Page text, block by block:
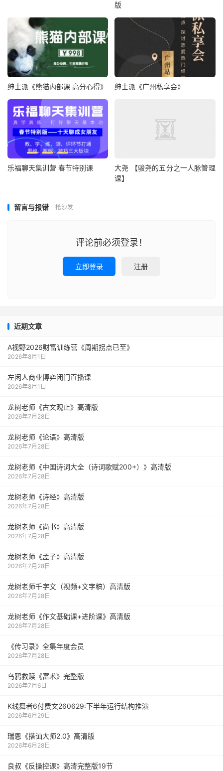
版
绅士派《熊猫内部课 高分心得》 绅士派《广州私享会》
乐福聊天集训营 春节特别课
大尧 【骏尧的五分之一人脉管理
课】
留言与报错 抢沙发
评论前必须登录！
立即登录 注册
近期文章
A视野2026财富训练营《周期拐点已至》
2026年8月1日
左闲人商业博弈闭门直播课
2026年8月1日
龙树老师《古文观止》高清版
2026年7月28日
龙树老师《论语》高清版
2026年7月28日
龙树老师《中国诗词大全（诗词歌赋200+）》高清版
2026年7月28日
龙树老师《诗经》高清版
2026年7月28日
龙树老师《尚书》高清版
2026年7月28日
龙树老师《孟子》高清版
2026年7月28日
龙树老师千字文（视频+文字稿）高清版
2026年7月28日
龙树老师《作文基础课+进阶课》高清版
2026年7月28日
《传习录》全集年度会员
2026年7月28日
乌鸦救赎《富术》完整版
2026年7月6日
K线舞者6付费文260629:下半年运行结构推演
2026年6月29日
瑞恩《搭讪大师2.0》高清版
2026年6月28日
良叔《反操控课》高清完整版19节